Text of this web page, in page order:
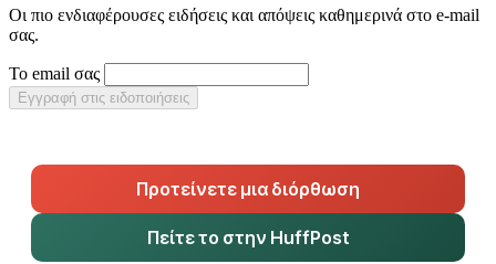
Οι πιο ενδιαφέρουσες ειδήσεις και απόψεις καθημερινά στο e-mail
σας.
Το email σας
Εγγραφή στις ειδοποιήσεις
Προτείνετε μια διόρθωση
Πείτε το στην HuffPost